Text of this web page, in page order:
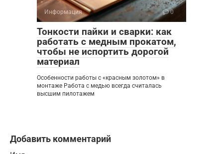
Информация 0
Тонкости пайки и сварки: как
работать с медным прокатом,
чтобы не испортить дорогой
материал
Особенности работы с «красным золотом» в
монтаже Работа с медью всегда считалась
высшим пилотажем
Добавить комментарий